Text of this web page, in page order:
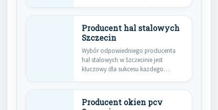
Producent hal stalowych
Szczecin
Wybór odpowiedniego producenta
hal stalowych w Szczecinie jest
kluczowy dla sukcesu każdego
Producent okien pcv